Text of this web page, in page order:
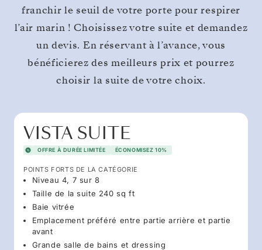
franchir le seuil de votre porte pour respirer
l’air marin ! Choisissez votre suite et demandez
un devis. En réservant à l’avance, vous
bénéficierez des meilleurs prix et pourrez
choisir la suite de votre choix.
VISTA SUITE
OFFRE À DURÉE LIMITÉE ÉCONOMISEZ 10%
POINTS FORTS DE LA CATÉGORIE
Niveau 4, 7 sur 8
Taille de la suite 240 sq ft
Baie vitrée
Emplacement préféré entre partie arrière et partie
avant
Grande salle de bains et dressing